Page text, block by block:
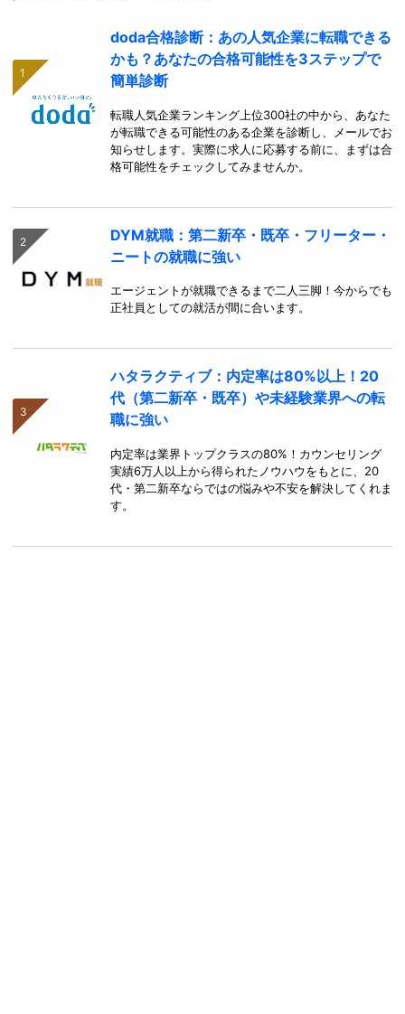
doda合格診断：あの人気企業に転職できる
かも？あなたの合格可能性を3ステップで
簡単診断
転職人気企業ランキング上位300社の中から、あなた
が転職できる可能性のある企業を診断し、メールでお
知らせします。実際に求人に応募する前に、まずは合
格可能性をチェックしてみませんか。
DYM就職：第二新卒・既卒・フリーター・
ニートの就職に強い
エージェントが就職できるまで二人三脚！今からでも
正社員としての就活が間に合います。
ハタラクティブ：内定率は80%以上！20
代（第二新卒・既卒）や未経験業界への転
職に強い
内定率は業界トップクラスの80%！カウンセリング
実績6万人以上から得られたノウハウをもとに、20
代・第二新卒ならではの悩みや不安を解決してくれま
す。